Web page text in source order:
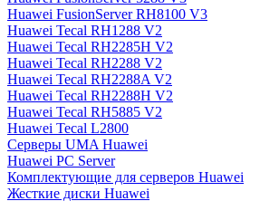
Huawei FusionServer RH8100 V3
Huawei Tecal RH1288 V2
Huawei Tecal RH2285H V2
Huawei Tecal RH2288 V2
Huawei Tecal RH2288A V2
Huawei Tecal RH2288H V2
Huawei Tecal RH5885 V2
Huawei Tecal L2800
Серверы UMA Huawei
Huawei PC Server
Комплектующие для серверов Huawei
Жесткие диски Huawei